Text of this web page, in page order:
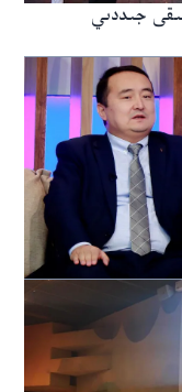
جىددىي